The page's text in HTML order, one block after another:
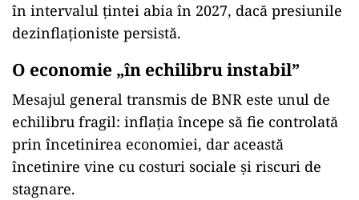
în intervalul țintei abia în 2027, dacă presiunile
dezinflaționiste persistă.
O economie „în echilibru instabil”
Mesajul general transmis de BNR este unul de
echilibru fragil: inflația începe să fie controlată
prin încetinirea economiei, dar această
încetinire vine cu costuri sociale și riscuri de
stagnare.